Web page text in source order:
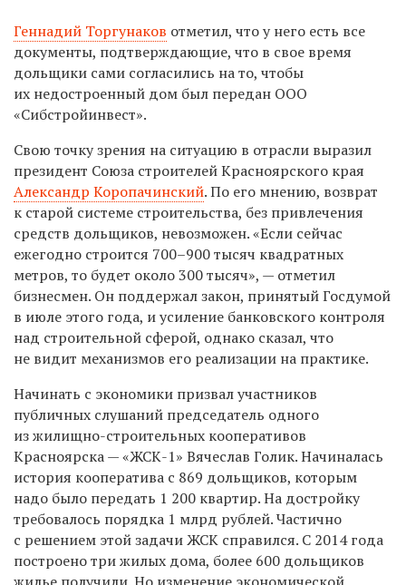
Геннадий Торгунаков отметил, что у него есть все
документы, подтверждающие, что в свое время
дольщики сами согласились на то, чтобы
их недостроенный дом был передан ООО
«Сибстройинвест».
Свою точку зрения на ситуацию в отрасли выразил
президент Союза строителей Красноярского края
Александр Коропачинский. По его мнению, возврат
к старой системе строительства, без привлечения
средств дольщиков, невозможен. «Если сейчас
ежегодно строится 700–900 тысяч квадратных
метров, то будет около 300 тысяч», — отметил
бизнесмен. Он поддержал закон, принятый Госдумой
в июле этого года, и усиление банковского контроля
над строительной сферой, однако сказал, что
не видит механизмов его реализации на практике.
Начинать с экономики призвал участников
публичных слушаний председатель одного
из жилищно-строительных кооперативов
Красноярска — «ЖСК-1» Вячеслав Голик. Начиналась
история кооператива с 869 дольщиков, которым
надо было передать 1 200 квартир. На достройку
требовалось порядка 1 млрд рублей. Частично
с решением этой задачи ЖСК справился. С 2014 года
построено три жилых дома, более 600 дольщиков